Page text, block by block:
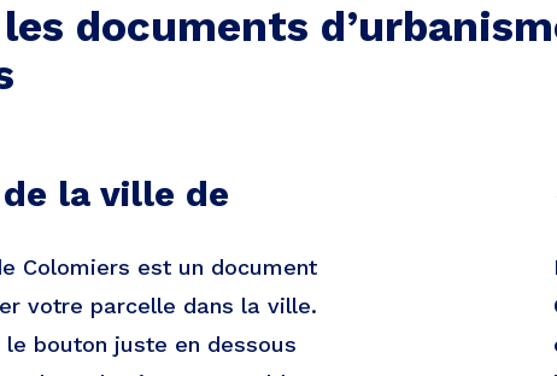
documents
la ville de
Colomiers est un document
votre parcelle dans la ville.
bouton juste en dessous